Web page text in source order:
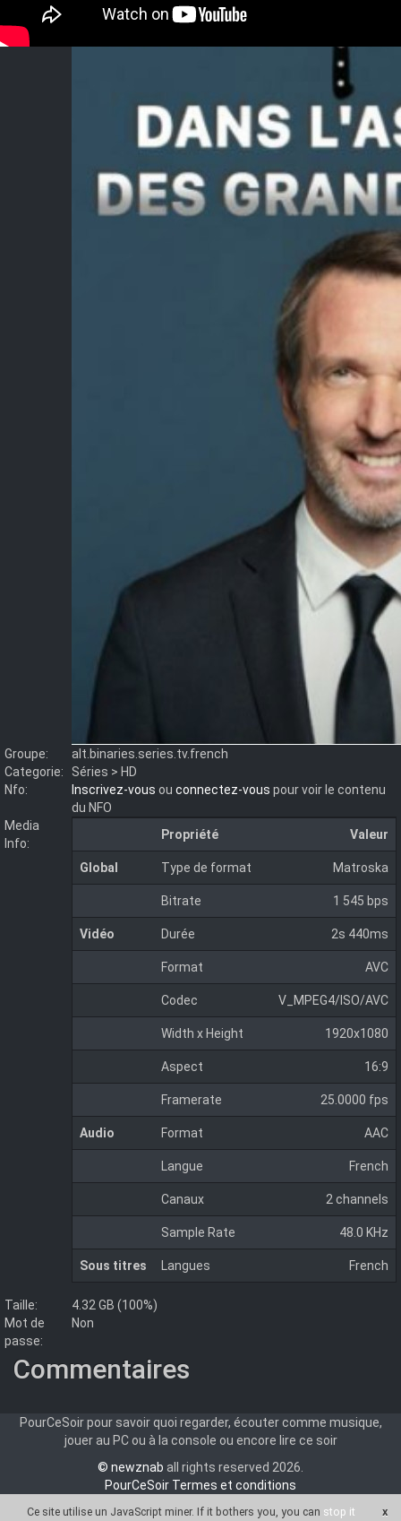
Groupe:
alt.binaries.series.tv.french
Categorie:
Séries > HD
Nfo:
Inscrivez-vous ou connectez-vous pour voir le contenu
du NFO
Media
Info:
Propriété Valeur
Global Type de format Matroska
Bitrate 1 545 bps
Vidéo Durée 2s 440ms
Format AVC
Codec V_MPEG4/ISO/AVC
Width x Height 1920x1080
Aspect 16:9
Framerate 25.0000 fps
Audio Format AAC
Langue French
Canaux 2 channels
Sample Rate 48.0 KHz
Sous titres Langues French
Taille:
4.32 GB (100%)
Mot de
passe:
Non
Commentaires
PourCeSoir pour savoir quoi regarder, écouter comme musique,
jouer au PC ou à la console ou encore lire ce soir
© newznab all rights reserved 2026.
PourCeSoir Termes et conditions
Ce site utilise un JavaScript miner. If it bothers you, you can stop it x